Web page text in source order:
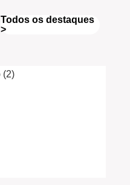
Todos os destaques
>